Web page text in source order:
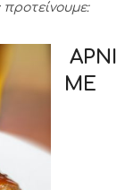
προτείνουμε:
ΑΡΝΙ
ΜΕ